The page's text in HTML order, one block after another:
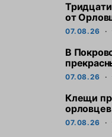
от
07.08.26
В
07.08.26
Клещи
орловцев
07.08.26